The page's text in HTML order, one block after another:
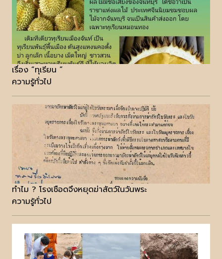
เรื่อง “ทุเรียน ”
ความรู้ทั่วไป
ทำไม ? โรงเชือดจึงหยุดฆ่าสัตว์ในวันพระ
ความรู้ทั่วไป